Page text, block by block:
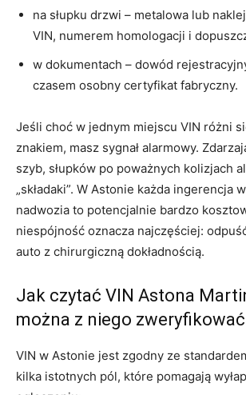
na słupku drzwi – metalowa lub
VIN, numerem homologacji i
w dokumentach – dowód
czasem osobny certyfikat fabryczny.
Jeśli choć w jednym miejscu VIN różni
znakiem, masz sygnał alarmowy.
szyb, słupków po poważnych kolizjach
„składaki”. W Astonie każda ingerencja
nadwozia to potencjalnie bardzo
niespójność oznacza najczęściej:
auto z chirurgiczną dokładnością.
Jak czytać VIN Astona
można z niego zweryfikować
VIN w Astonie jest zgodny ze
kilka istotnych pól, które pomagają